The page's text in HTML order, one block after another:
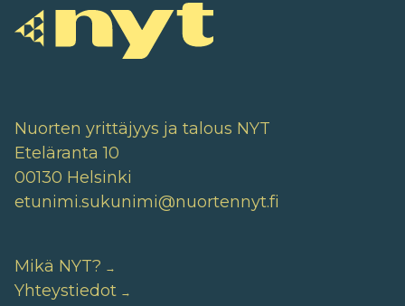
Nuorten yrittäjyys ja talous NYT
Eteläranta 10
00130 Helsinki
etunimi.sukunimi@nuortennyt.fi
Mikä NYT?
Yhteystiedot